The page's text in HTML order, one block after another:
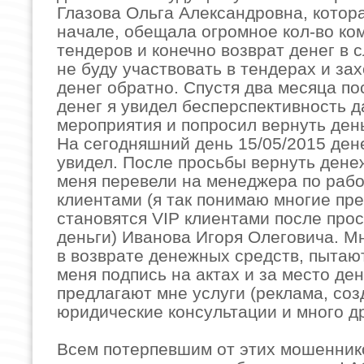
Глазова Ольга Александровна,
начале, обещала огромное кол-во
тендеров и конечно возврат денег в
не буду участвовать в тендерах и
денег обратно. Спустя два месяца
денег я увидел бесперспективность
мероприятия и попросил вернуть
На сегодняшний день 15/05/2015
увидел. После просьбы вернуть
меня перевели на менеджера по
клиентами (я так понимаю многие
становятся VIP клиентами после
деньги) Иванова Игоря Олеговича.
в возврате денежных средств,
меня подпись на актах и за место
предлагают мне услуги (реклама,
юридические консультации и много
Всем потерпевшим от этих